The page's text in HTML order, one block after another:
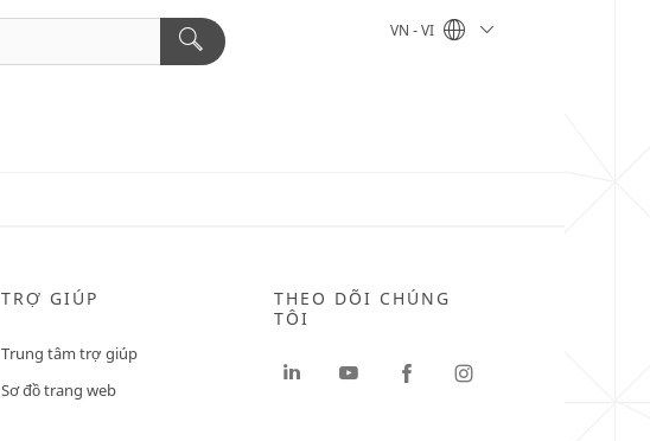
VN - VI
TRỢ GIÚP
Trung tâm trợ giúp
Sơ đồ trang web
THEO DÕI CHÚNG
TÔI